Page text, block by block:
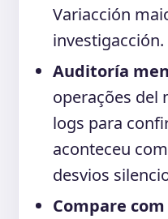
Variacción
investigacción.
Auditoría
operações del
logs para
aconteceu
desvios
Compare